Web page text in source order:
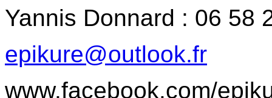
Yannis Donnard : 06 58
epikure@outlook.fr
www.facebook.com/